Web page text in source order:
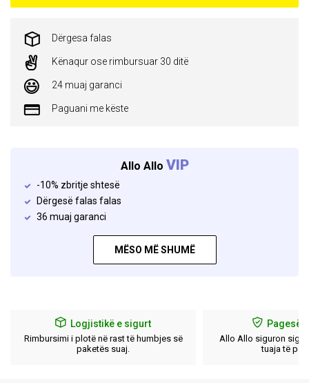
Dërgesa falas
Kënaqur ose rimbursuar 30 ditë
24 muaj garanci
Paguani me këste
Allo Allo VIP
-10% zbritje shtesë
Dërgesë falas falas
36 muaj garanci
MËSO MË SHUMË
Logjistikë e sigurt
Rimbursimi i plotë në rast të humbjes së
paketës suaj.
Pagesë
Allo Allo siguron
tuaja të